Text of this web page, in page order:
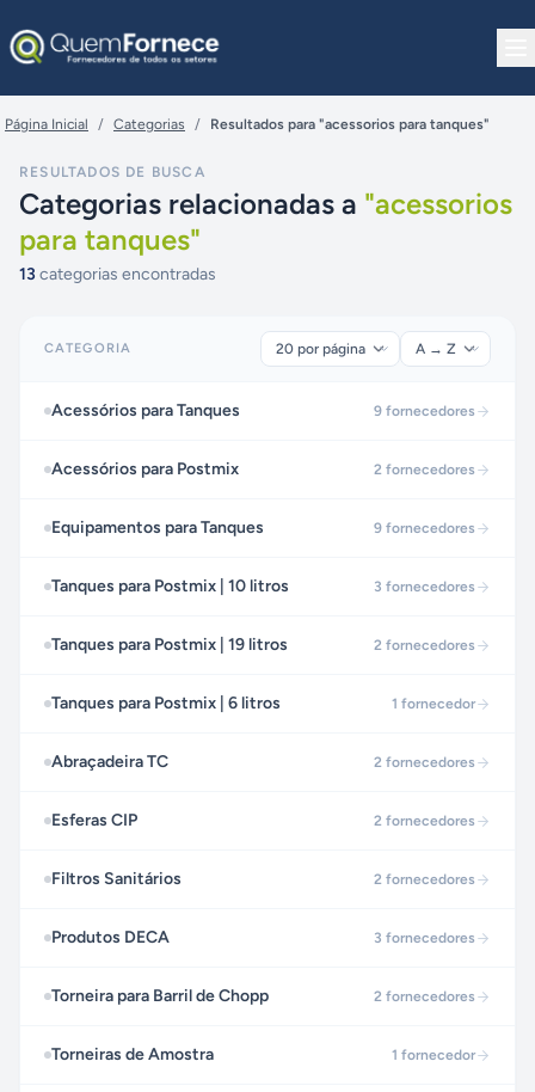
Página Inicial / Categorias / Resultados para "acessorios para tanques"
RESULTADOS DE BUSCA
Categorias relacionadas a "acessorios
para tanques"
13 categorias encontradas
CATEGORIA
Acessórios para Tanques 9 fornecedores
Acessórios para Postmix 2 fornecedores
Equipamentos para Tanques 9 fornecedores
Tanques para Postmix | 10 litros 3 fornecedores
Tanques para Postmix | 19 litros 2 fornecedores
Tanques para Postmix | 6 litros 1 fornecedor
Abraçadeira TC 2 fornecedores
Esferas CIP 2 fornecedores
Filtros Sanitários 2 fornecedores
Produtos DECA 3 fornecedores
Torneira para Barril de Chopp 2 fornecedores
Torneiras de Amostra 1 fornecedor